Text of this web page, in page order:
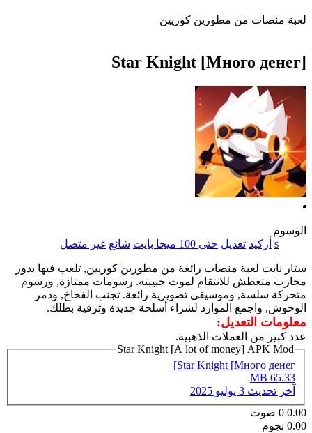
لعبة منصات من مطورين كوريين
Star Knight [Много денег]
الوسوم
s أركيد تعديل حتى 100 ميجا بايت شائع غير متصل
ستار نايت لعبة منصات رائعة من مطورين كوريين, تلعب فيها بدور
محارب متعطش للانتقام لموت حبيبته. رسومات ممتازة, ورسوم
متحركة سلسة, وموسيقى تصويرية رائعة. تجنب الفخاخ, ودمر
الوحوش, واجمع الموارد لشراء أسلحة جديدة وترقية بطلك.
معلومات التعديل:
عدد كبير من العملات الذهبية.
Star Knight [A lot of money] APK Mod
Star Knight [Много денег]
65.33 MB
آخر تحديث 3 يوليو 2025
0.00
0 صوت
0.00 نجوم